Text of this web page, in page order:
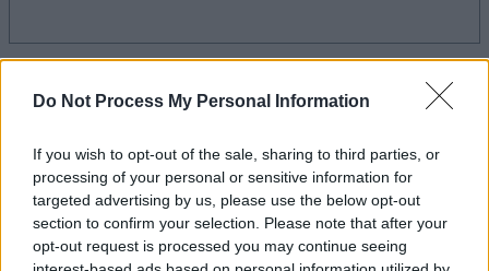
Do Not Process My Personal Information
If you wish to opt-out of the sale, sharing to third parties, or
processing of your personal or sensitive information for
targeted advertising by us, please use the below opt-out
section to confirm your selection. Please note that after your
opt-out request is processed you may continue seeing
Les joueurs de Hard Crossword aiment
aussi :
Voir tous